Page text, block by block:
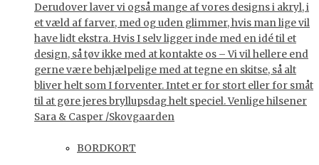
Derudover laver vi også mange af vores designs i akryl, i
et væld af farver, med og uden glimmer, hvis man lige vil
have lidt ekstra. Hvis I selv ligger inde med en idé til et
design, så tøv ikke med at kontakte os – Vi vil hellere end
gerne være behjælpelige med at tegne en skitse, så alt
bliver helt som I forventer. Intet er for stort eller for småt
til at gøre jeres bryllupsdag helt speciel. Venlige hilsener
Sara & Casper /Skovgaarden
BORDKORT